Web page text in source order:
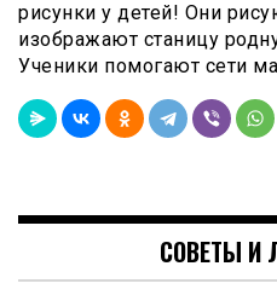
рисунки у детей! Они
изображают станицу
Ученики помогают сети
СОВЕТЫ И